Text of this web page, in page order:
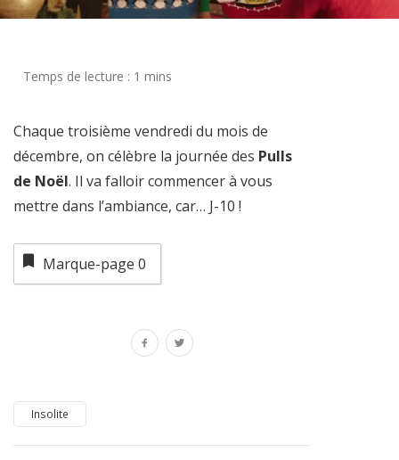
Chaque troisième vendredi du mois de
décembre, on célèbre la journée des Pulls
de Noël. Il va falloir commencer à vous
mettre dans l’ambiance, car… J-10 !
Marque-page 0
Insolite